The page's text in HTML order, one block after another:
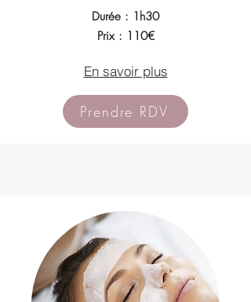
Durée : 1h30
Prix : 110€
En savoir plus
Prendre RDV